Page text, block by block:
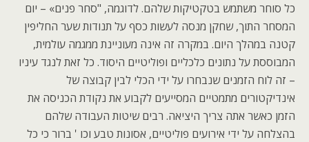
כל סוחר משתמש בטקטיקות שלהם. לדוגמה, "סחר פנים» – יום
המסחר התוך, שחקן מנסה לעשות כסף על תנודות שער החליפין
קטנה במהלך היום. במקרה זה אינה מעוניינת ממגמה עולמית,
המבוססת על נתונים כלכליים ופוליטיים היסוד. כל זאת לנגד עיניו
– זה לוח הזמנים שנבחרו על ידי הכלי לבין קבוצה של
אינדיקטורים מתמטיים המסייעים לקבוע את נקודת הכניסה את
הזמן כאשר אתה צריך היציאה. רבים שיטות העבודה שלהם
בהצלחה על ידי אירועים פוליטיים, אסונות טבע וכו ' ברור כי כל